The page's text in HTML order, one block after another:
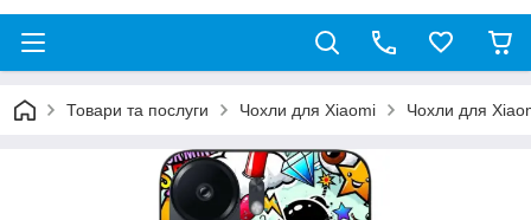
Товари та послуги Чохли для Xiaomi Чохли для